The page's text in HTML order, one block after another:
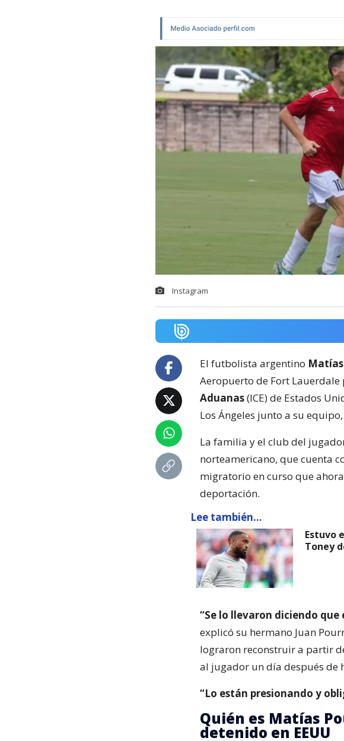
Instagram
El futbolista argentino
Aeropuerto de Fort Lauerdale
Aduanas(ICE) de Estados
Los Ángeles junto a su
La familia y el club del
norteamericano, que cuenta
migratorio en curso que
deportación.
Lee también...
Estuvo
Toney
“Se lo llevaron diciendo
explicó su hermano Juan
lograron reconstruir a partir
al jugador un día después de
“Lo están presionando y
Quién es Matías
detenido en EEUU